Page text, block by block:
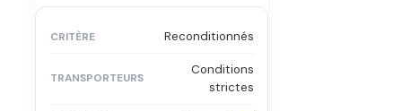
Reconditionnés
Conditions
strictes